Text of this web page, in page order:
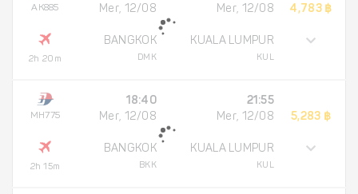
AK885
2h 20m
Mer, 12/08
BANGKOK
DMK
Mer, 12/08
KUALA LUMPUR
KUL
4,783 ฿
MH775
2h 15m
18:40
Mer, 12/08
BANGKOK
BKK
21:55
Mer, 12/08
KUALA LUMPUR
KUL
5,283 ฿